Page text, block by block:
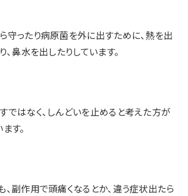
守ったり病原菌を外に出すために、熱を出
、鼻水を出したりしています。
ではなく、しんどいを止めると考えた方が
す。
副作用で頭痛くなるとか、違う症状出たら